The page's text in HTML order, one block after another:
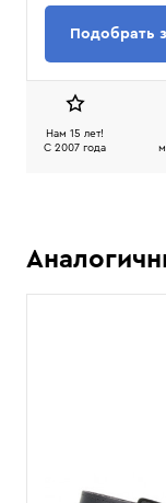
Подобрать
Нам 15 лет!
C 2007 года